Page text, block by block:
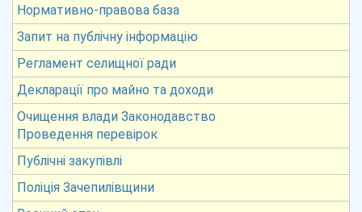
Нормативно-правова база
Запит на публічну інформацію
Регламент селищної ради
Декларації про майно та доходи
Очищення влади Законодавство
Проведення перевірок
Публічні закупівлі
Поліція Зачепилівщини